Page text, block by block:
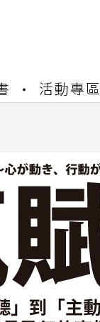
活動專區